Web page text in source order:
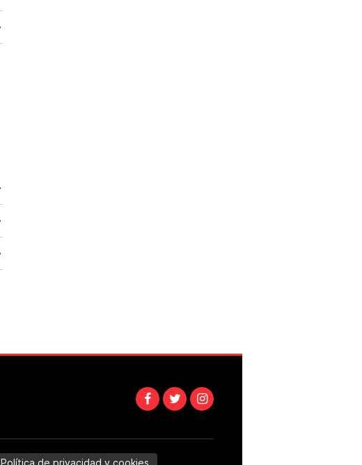
Política de privacidad y cookies